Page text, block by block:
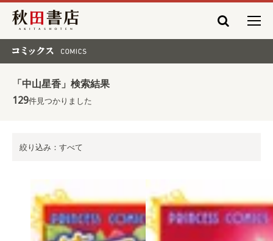
秋田書店
「中山星香」検索結果
129件見つかりました
絞り込み：すべて